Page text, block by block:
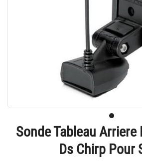
Sonde Tableau Arriere
Ds Chirp Pour